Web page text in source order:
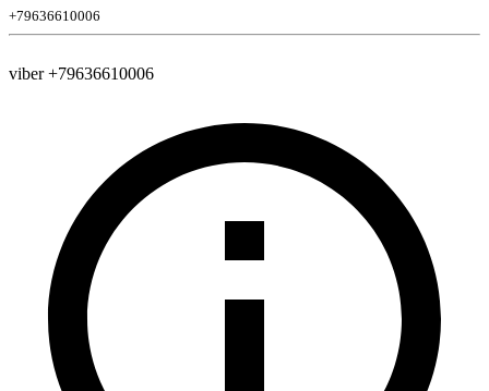
+79636610006
viber +79636610006